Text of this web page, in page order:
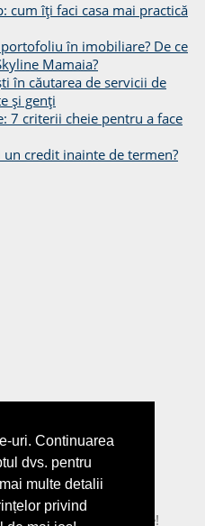
uri. Continuarea
dvs. pentru
multe detalii
privind
cum îți faci casa mai practică
în imobiliare? De ce
Mamaia?
în căutarea de servicii de
și genți
7 criterii cheie pentru a face
un credit inainte de termen?
drepturile rezervate!